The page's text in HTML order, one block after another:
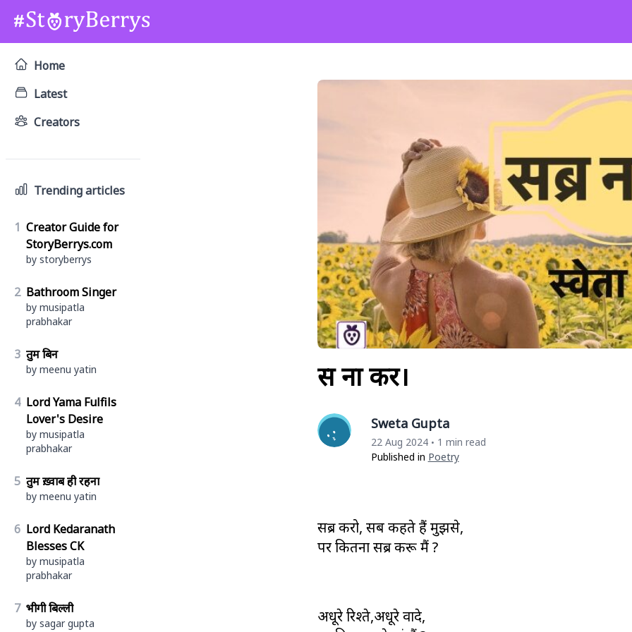
Home
Latest
Creators
Trending articles
1 Creator Guide for
StoryBerrys.com
by storyberrys
2 Bathroom Singer
by musipatla
prabhakar
3 तुम बिन
by meenu yatin
4 Lord Yama Fulfils
Lover's Desire
by musipatla
prabhakar
5 तुम ख़्वाब ही रहना
by meenu yatin
6 Lord Kedaranath
Blesses CK
by musipatla
prabhakar
7 भीगी बिल्ली
by sagar gupta
सब्र ना कर।
Sweta Gupta
22 Aug 2024 • 1 min read
Published in Poetry
सब्र करो, सब कहते हैं मुझसे,
पर कितना सब्र करू मैं ?
अधूरे रिश्ते,अधूरे वादे,